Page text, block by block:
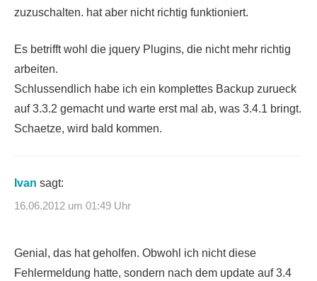
zuzuschalten. hat aber nicht richtig funktioniert.
Es betrifft wohl die jquery Plugins, die nicht mehr richtig
arbeiten.
Schlussendlich habe ich ein komplettes Backup zurueck
auf 3.3.2 gemacht und warte erst mal ab, was 3.4.1 bringt.
Schaetze, wird bald kommen.
Ivan sagt:
16.06.2012 um 01:49 Uhr
Genial, das hat geholfen. Obwohl ich nicht diese
Fehlermeldung hatte, sondern nach dem update auf 3.4